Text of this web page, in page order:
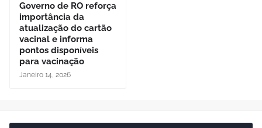
Governo de RO reforça
importância da
atualização do cartão
vacinal e informa
pontos disponíveis
para vacinação
Janeiro 14, 2026